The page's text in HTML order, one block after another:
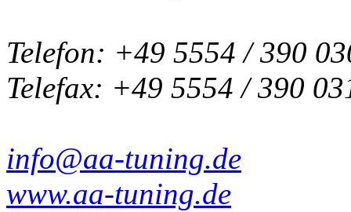
Telefon: +49 5554 / 390
Telefax: +49 5554 / 390
info@aa-tuning.de
www.aa-tuning.de